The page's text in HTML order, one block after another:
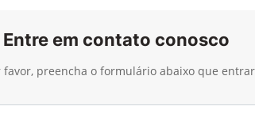
Entre em contato conosco
preencha o formulário abaixo que